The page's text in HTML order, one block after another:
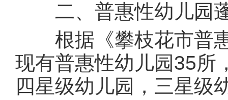
二、普惠性幼儿园
根据《攀枝花市普惠
现有普惠性幼儿园35所
四星级幼儿园，三星级